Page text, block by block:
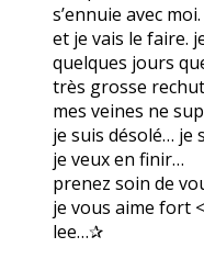
s’ennuie avec
et je vais le faire.
quelques jours
très grosse
mes veines ne
je suis désolé… je
je veux en finir…
prenez soin de
je vous aime fort
lee…✰